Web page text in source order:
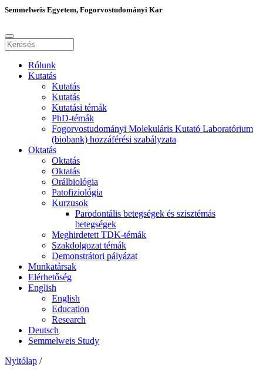
Semmelweis Egyetem, Fogorvostudományi Kar
Rólunk
Kutatás
Kutatás
Kutatás
Kutatási témák
PhD-témák
Fogorvostudományi Molekuláris Kutató Laboratórium
(biobank) hozzáférési szabályzata
Oktatás
Oktatás
Oktatás
Orálbiológia
Patofiziológia
Kurzusok
Parodontális betegségek és szisztémás
betegségek
Meghirdetett TDK-témák
Szakdolgozat témák
Demonstrátori pályázat
Munkatársak
Elérhetőség
English
English
Education
Research
Deutsch
Semmelweis Study
Nyitólap /